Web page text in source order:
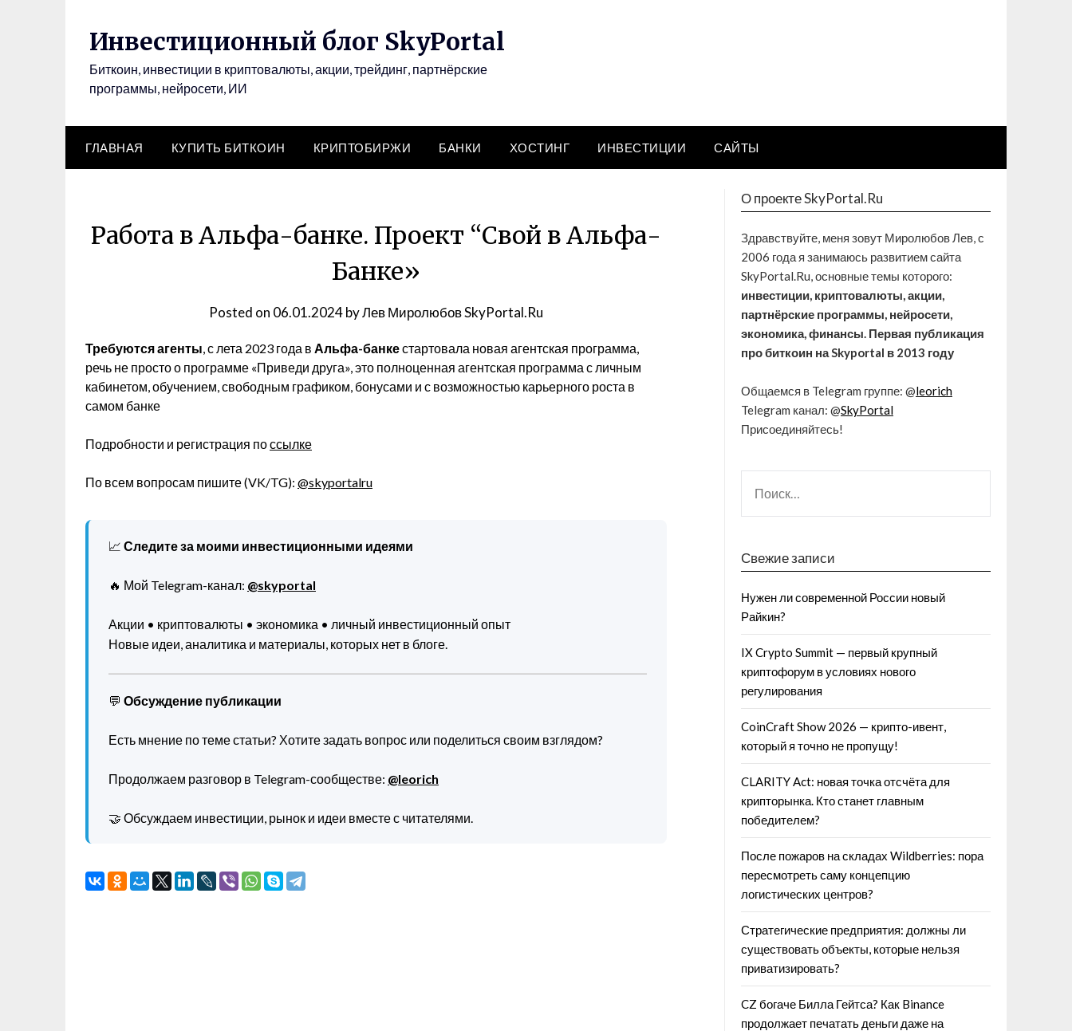
Инвестиционный блог SkyPortal
Биткоин, инвестиции в криптовалюты, акции, трейдинг, партнёрские
программы, нейросети, ИИ
ГЛАВНАЯ КУПИТЬ БИТКОИН КРИПТОБИРЖИ БАНКИ ХОСТИНГ ИНВЕСТИЦИИ САЙТЫ
Работа в Альфа-банке. Проект “Свой в Альфа-
Банке»
Posted on 06.01.2024byЛев Миролюбов SkyPortal.Ru
Требуются агенты, с лета 2023 года в Альфа-банкестартовала новая агентская программа,
речь не просто о программе «Приведи друга», это полноценная агентская программа с личным
кабинетом, обучением, свободным графиком, бонусами и с возможностью карьерного роста в
самом банке
Подробности и регистрация поссылке
По всем вопросам пишите (VK/TG): @skyportalru
📈 Следите за моими инвестиционными идеями
🔥 Мой Telegram-канал: @skyportal
Акции • криптовалюты • экономика • личный инвестиционный опыт
Новые идеи, аналитика и материалы, которых нет в блоге.
💬 Обсуждение публикации
Есть мнение по теме статьи? Хотите задать вопрос или поделиться своим взглядом?
Продолжаем разговор в Telegram-сообществе: @leorich
🤝 Обсуждаем инвестиции, рынок и идеи вместе с читателями.
О проекте SkyPortal.Ru
Здравствуйте, меня зовут Миролюбов Лев, с
2006 года я занимаюсь развитием сайта
SkyPortal.Ru, основные темы которого:
инвестиции, криптовалюты, акции,
партнёрские программы, нейросети,
экономика, финансы. Первая публикация
про биткоин на Skyportal в 2013 году
Общаемся в Telegram группе: @leorich
Telegram канал: @SkyPortal
Присоединяйтесь!
Свежие записи
Нужен ли современной России новый
Райкин?
IX Crypto Summit — первый крупный
криптофорум в условиях нового
регулирования
CoinCraft Show 2026 — крипто-ивент,
который я точно не пропущу!
CLARITY Act: новая точка отсчёта для
крипторынка. Кто станет главным
победителем?
После пожаров на складах Wildberries: пора
пересмотреть саму концепцию
логистических центров?
Стратегические предприятия: должны ли
существовать объекты, которые нельзя
приватизировать?
CZ богаче Билла Гейтса? Как Binance
продолжает печатать деньги даже на